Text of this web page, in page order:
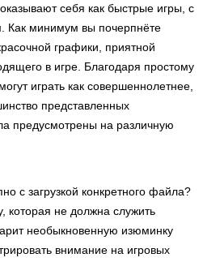
себя как быстрые игры, с
минимум вы почерпнёте
графики, приятной
в игре. Благодаря простому
играть как совершеннолетнее,
представленных
предусмотрены на различную
с загрузкой конкретного файла?
которая не должна служить
необыкновенную изюминку
внимание на игровых